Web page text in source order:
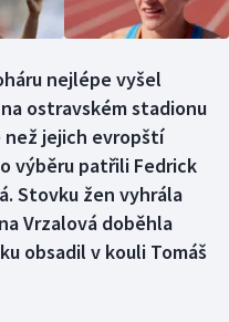
nejlépe vyšel
ostravském stadionu
než jejich evropští
výběru patřili Fedrick
Stovku žen vyhrála
Vrzalová doběhla
obsadil v kouli Tomáš